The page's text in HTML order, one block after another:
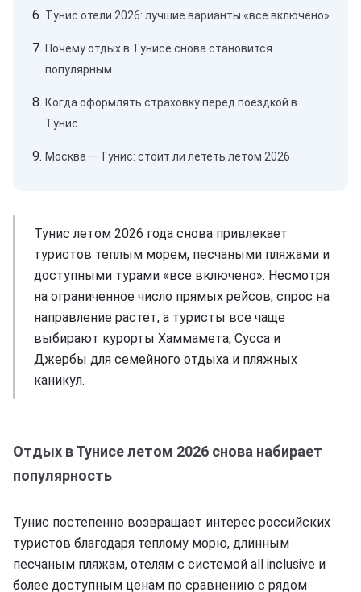
Тунис отели 2026: лучшие варианты «все включено»
Почему отдых в Тунисе снова становится
популярным
Когда оформлять страховку перед поездкой в
Тунис
Москва — Тунис: стоит ли лететь летом 2026
Тунис летом 2026 года снова привлекает
туристов теплым морем, песчаными пляжами и
доступными турами «все включено». Несмотря
на ограниченное число прямых рейсов, спрос на
направление растет, а туристы все чаще
выбирают курорты Хаммамета, Сусса и
Джербы для семейного отдыха и пляжных
каникул.
Отдых в Тунисе летом 2026 снова набирает
популярность
Тунис постепенно возвращает интерес российских
туристов благодаря теплому морю, длинным
песчаным пляжам, отелям с системой all inclusive и
более доступным ценам по сравнению с рядом